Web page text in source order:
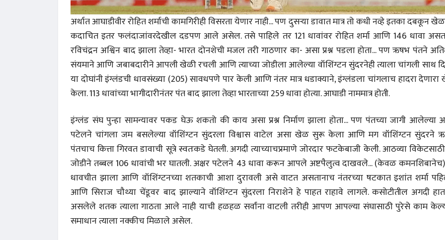
अर्थात आघाडीवीर रोहित शर्माची कामगिरीही विसरता येणार नाही... पण दुसऱ्या डावात मात्र तो कधी नव्हे इतका दबकून
कदाचित इतर फलंदाजांवरदेखील दडपण आले असेल. तसे पाहिले तर 121 धावांवर रोहित शर्मा आणि 146 धावा
रविचंद्रन अश्विन बाद झाला तेव्हा- भारत दोनशेची मजल तरी गाठणार का- असा प्रश्न पडला होता... पण ऋषभ पंतने
संयमाने आणि जबाबदारीने आपली खेळी रचली आणि त्याच्या जोडीला आलेल्या वॉशिंग्टन सुंदरनेही त्याला चांगली साथ
या दोघांनी इंग्लंडची धावसंख्या (205) सावधपणे पार केली आणि नंतर मात्र धडाक्याने, इंग्लंडला चांगलाच हादरा
केला. 113 धावांच्या भागीदारीनंतर पंत बाद झाला तेव्हा भारताच्या 259 धावा होत्या. आघाडी नाममात्र होती.
इंग्लंड संघ पुन्हा सामन्यावर पकड घेऊ शकतो की काय असा प्रश्न निर्माण झाला होता... पण पंतच्या जागी आलेल्या
पटेलने चांगला जम बसलेल्या वॉशिंग्टन सुंदरला विश्वास वाटेल असा खेळ सुरू केला आणि मग वॉशिंग्टन सुंदरने
पंतचाच कित्ता गिरवत डावाची सूत्रे स्वतःकडे घेतली. अगदी त्याच्याचप्रमाणे जोरदार फटकेबाजी केली. आठव्या
जोडीने तब्बल 106 धावांची भर घातली. अक्षर पटेलने 43 धावा करून आपले अष्टपैलुत्व दाखवले... (केवळ
धावचीत झाला आणि वॉशिंग्टनच्या शतकाची आशा दुरावली असे वाटत असतानाच नंतरच्या षटकात इशांत शर्मा
आणि सिराज चौथ्या चेंडूवर बाद झाल्याने वॉशिंग्टन सुंदरला निराशेने हे पाहत राहावे लागले. कसोटीतील अगदी
असलेले शतक त्याला गाठता आले नाही याची हळहळ सर्वांना वाटली तरीही आपण आपल्या संघासाठी पुरेसे काम
समाधान त्याला नक्कीच मिळाले असेल.
सोमनाथ कोमरपंत
17 Jul 2026
व्यक्तिवेध
देणारा चित्रकार
सोमनाथ कोमरपंत
17 Jul 2026
आगामी पुस्तकातील अंश
चीनचा निरोप घेताना...
रवींद्रनाथ टागोर.
16 Jul 2026
देणारा चित्रकार
सोमनाथ
17 Jul 2026
आगामी
चीनचा निरोप
रवींद्रनाथ टागोर.
16 Jul 2026